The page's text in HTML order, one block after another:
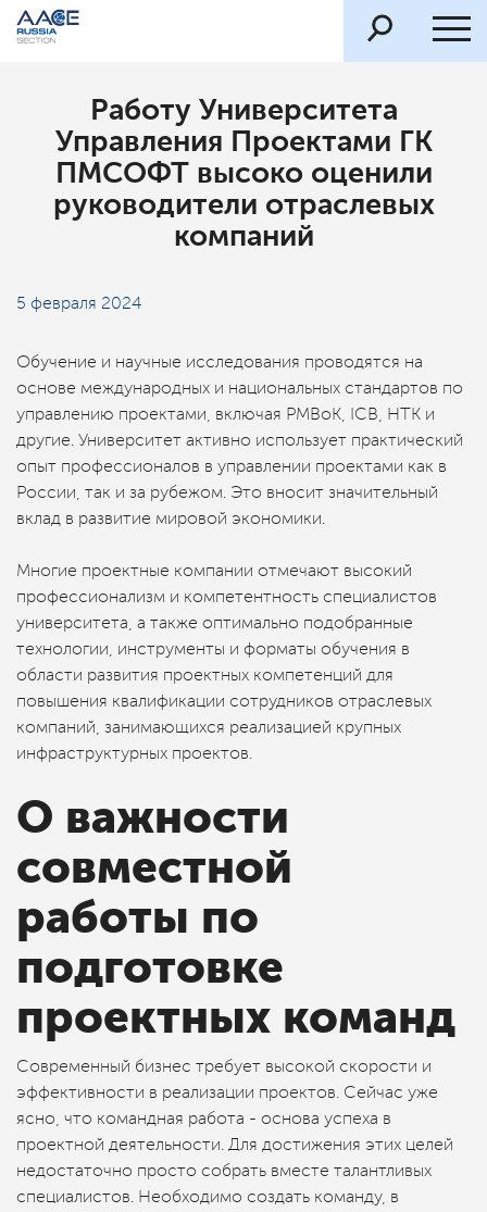
Работу Университета
Управления Проектами ГК
ПМСОФТ высоко оценили
руководители отраслевых
компаний
5 февраля 2024
Обучение и научные исследования проводятся на
основе международных и национальных стандартов по
управлению проектами, включая PMBoK, ICB, НТК и
другие. Университет активно использует практический
опыт профессионалов в управлении проектами как в
России, так и за рубежом. Это вносит значительный
вклад в развитие мировой экономики.
Многие проектные компании отмечают высокий
профессионализм и компетентность специалистов
университета, а также оптимально подобранные
технологии, инструменты и форматы обучения в
области развития проектных компетенций для
повышения квалификации сотрудников отраслевых
компаний, занимающихся реализацией крупных
инфраструктурных проектов.
О важности
совместной
работы по
подготовке
проектных команд
Современный бизнес требует высокой скорости и
эффективности в реализации проектов. Сейчас уже
ясно, что командная работа - основа успеха в
проектной деятельности. Для достижения этих целей
недостаточно просто собрать вместе талантливых
специалистов. Необходимо создать команду, в